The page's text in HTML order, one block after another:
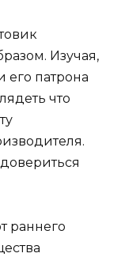
Изучая,
его патрона
что
раннего